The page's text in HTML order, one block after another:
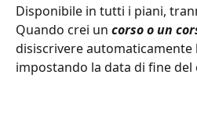
Disponibile in tutti i piani,
Quando crei un corso o un
disiscrivere automaticamente
impostando la data di fine del